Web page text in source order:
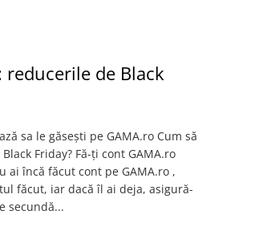
reducerile de Black
sa le găsești pe GAMA.ro Cum să
Friday? Fă-ți cont GAMA.ro
ai încă făcut cont pe GAMA.ro ,
făcut, iar dacă îl ai deja, asigură-
secundă...